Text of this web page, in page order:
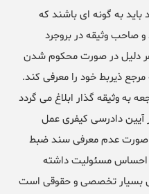
باید به گونه ای باشند که
صاحب وثیقه در بروجرد
دلیل در صورت محکوم شدن
مرجع ذیربط خود را معرفی کند.
وثیقه گذار ابلاغ می گردد
آیین دادرسی کیفری عمل
صورت عدم معرفی سند ضبط
احساس مسئولیت داشته
بسیار تخصصی و حقوقی است